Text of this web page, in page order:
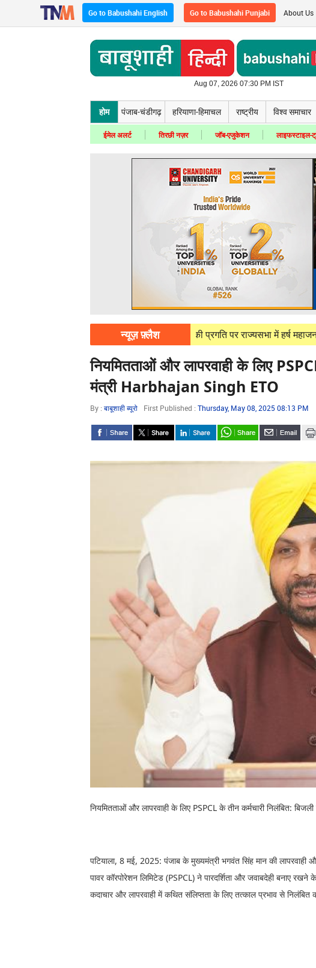
Go to Babushahi English Go to Babushahi Punjabi About Us
Aug 07, 2026 07:30 PM IST
होम पंजाब-चंडीगढ़ हरियाणा-हिमाचल राष्ट्रीय विश्व समाचार
ईमेल अलर्ट तिरछी नज़र जॉब-एजुकेशन लाइफस्टाइल-
न्यूज़ फ़्लैश
हिमाचल के बल्क ड्रग पार्क की प्रगति पर राज्यसभा में हर्ष महाजन का
नियमितताओं और लापरवाही के लिए
मंत्री Harbhajan Singh ETO
By : बाबूशाही ब्यूरो First Published : Thursday, May 08, 2025 08:13 PM
नियमितताओं और लापरवाही के लिए PSPCL के तीन कर्मचारी निलंबित:
पटियाला, 8 मई, 2025: पंजाब के मुख्यमंत्री भगवंत सिंह मान की
पावर कॉरपोरेशन लिमिटेड (PSPCL) ने पारदर्शिता और जवाबदेही बनाए
कदाचार और लापरवाही में कथित संलिप्तता के लिए तत्काल प्रभाव से निलंबित